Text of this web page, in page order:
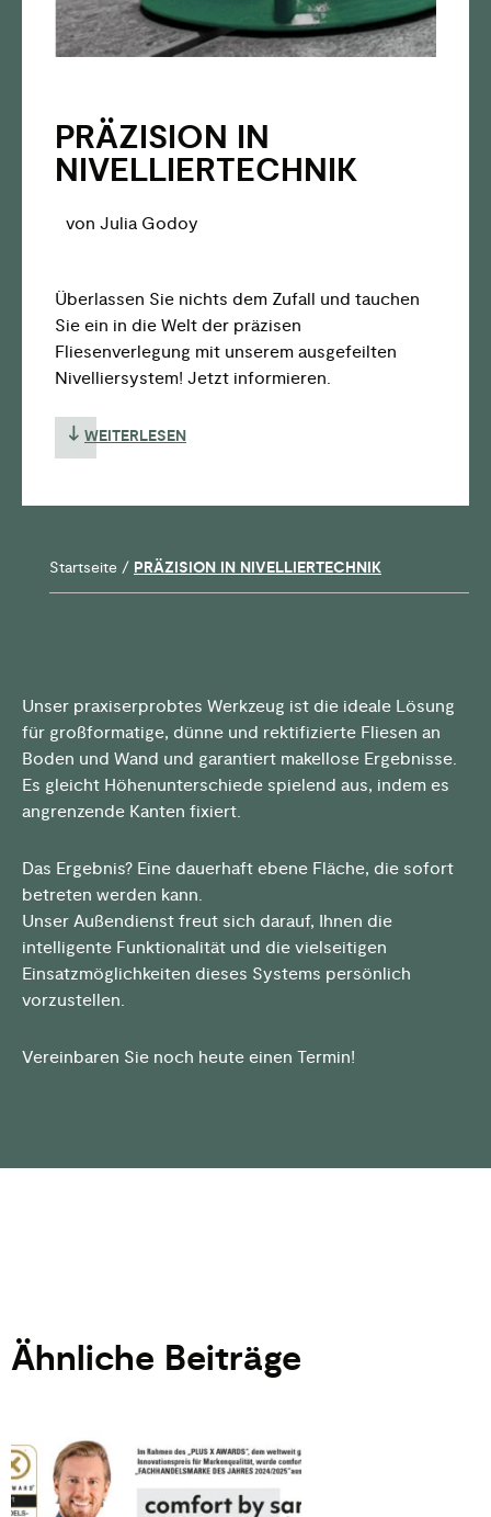
PRÄZISION IN
NIVELLIERTECHNIK
von Julia Godoy
Überlassen Sie nichts dem Zufall und tauchen
Sie ein in die Welt der präzisen
Fliesenverlegung mit unserem ausgefeilten
Nivelliersystem! Jetzt informieren.
WEITERLESEN
Startseite / PRÄZISION IN NIVELLIERTECHNIK
Unser praxiserprobtes Werkzeug ist die ideale Lösung
für großformatige, dünne und rektifizierte Fliesen an
Boden und Wand und garantiert makellose Ergebnisse.
Es gleicht Höhenunterschiede spielend aus, indem es
angrenzende Kanten fixiert.
Das Ergebnis? Eine dauerhaft ebene Fläche, die sofort
betreten werden kann.
Unser Außendienst freut sich darauf, Ihnen die
intelligente Funktionalität und die vielseitigen
Einsatzmöglichkeiten dieses Systems persönlich
vorzustellen.
Vereinbaren Sie noch heute einen Termin!
Ähnliche Beiträge